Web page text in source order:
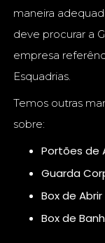
maneira
deve procurar a
empresa
Esquadrias.
Temos outras
sobre:
Portões de
Guarda
Box de Abrir
Box de